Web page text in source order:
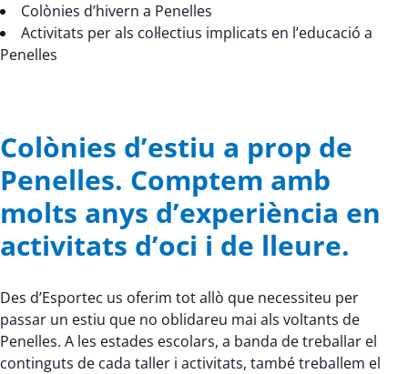
Colònies d’hivern a Penelles
Activitats per als col·lectius implicats en l’educació a
Penelles
Colònies d’estiu a prop de
Penelles. Comptem amb
molts anys d’experiència en
activitats d’oci i de lleure.
Des d’Esportec us oferim tot allò que necessiteu per
passar un estiu que no oblidareu mai als voltants de
Penelles. A les estades escolars, a banda de treballar el
continguts de cada taller i activitats, també treballem el